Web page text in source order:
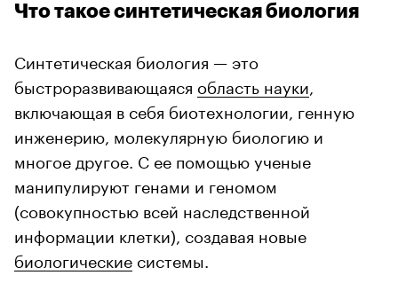
Что такое синтетическая биология
Синтетическая биология — это
быстроразвивающаяся область науки
включающая в себя биотехнологии, генную
инженерию, молекулярную биологию и
многое другое. С ее помощью ученые
манипулируют генами и геномом
(совокупностью всей наследственной
информации клетки), создавая новые
биологические системы.